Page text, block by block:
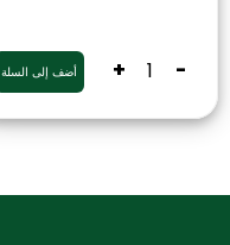
-
+ أضف إلى السلة